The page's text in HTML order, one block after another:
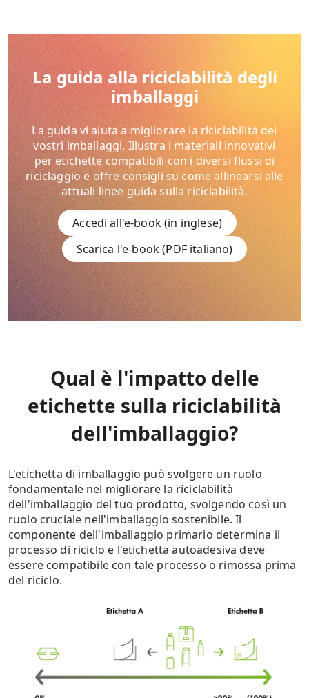
La guida alla riciclabilità degli
imballaggi
La guida vi aiuta a migliorare la riciclabilità dei
vostri imballaggi. Illustra i materiali innovativi
per etichette compatibili con i diversi flussi di
riciclaggio e offre consigli su come allinearsi alle
attuali linee guida sulla riciclabilità.
Accedi all'e-book (in inglese)
Scarica l'e-book (PDF italiano)
Qual è l'impatto delle
etichette sulla riciclabilità
dell'imballaggio?
L'etichetta di imballaggio può svolgere un ruolo
fondamentale nel migliorare la riciclabilità
dell'imballaggio del tuo prodotto, svolgendo così un
ruolo cruciale nell'imballaggio sostenibile. Il
componente dell'imballaggio primario determina il
processo di riciclo e l'etichetta autoadesiva deve
essere compatibile con tale processo o rimossa prima
del riciclo.